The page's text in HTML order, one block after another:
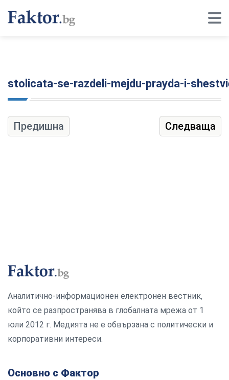
stolicata-se-razdeli-mejdu-prayda-i-
Предишна Следваща
Аналитично-информационен електронен вестник,
който се разпространява в глобалната мрежа от 1
юли 2012 г. Медията не е обвързана с политически и
корпоративни интереси.
Основно с Фактор